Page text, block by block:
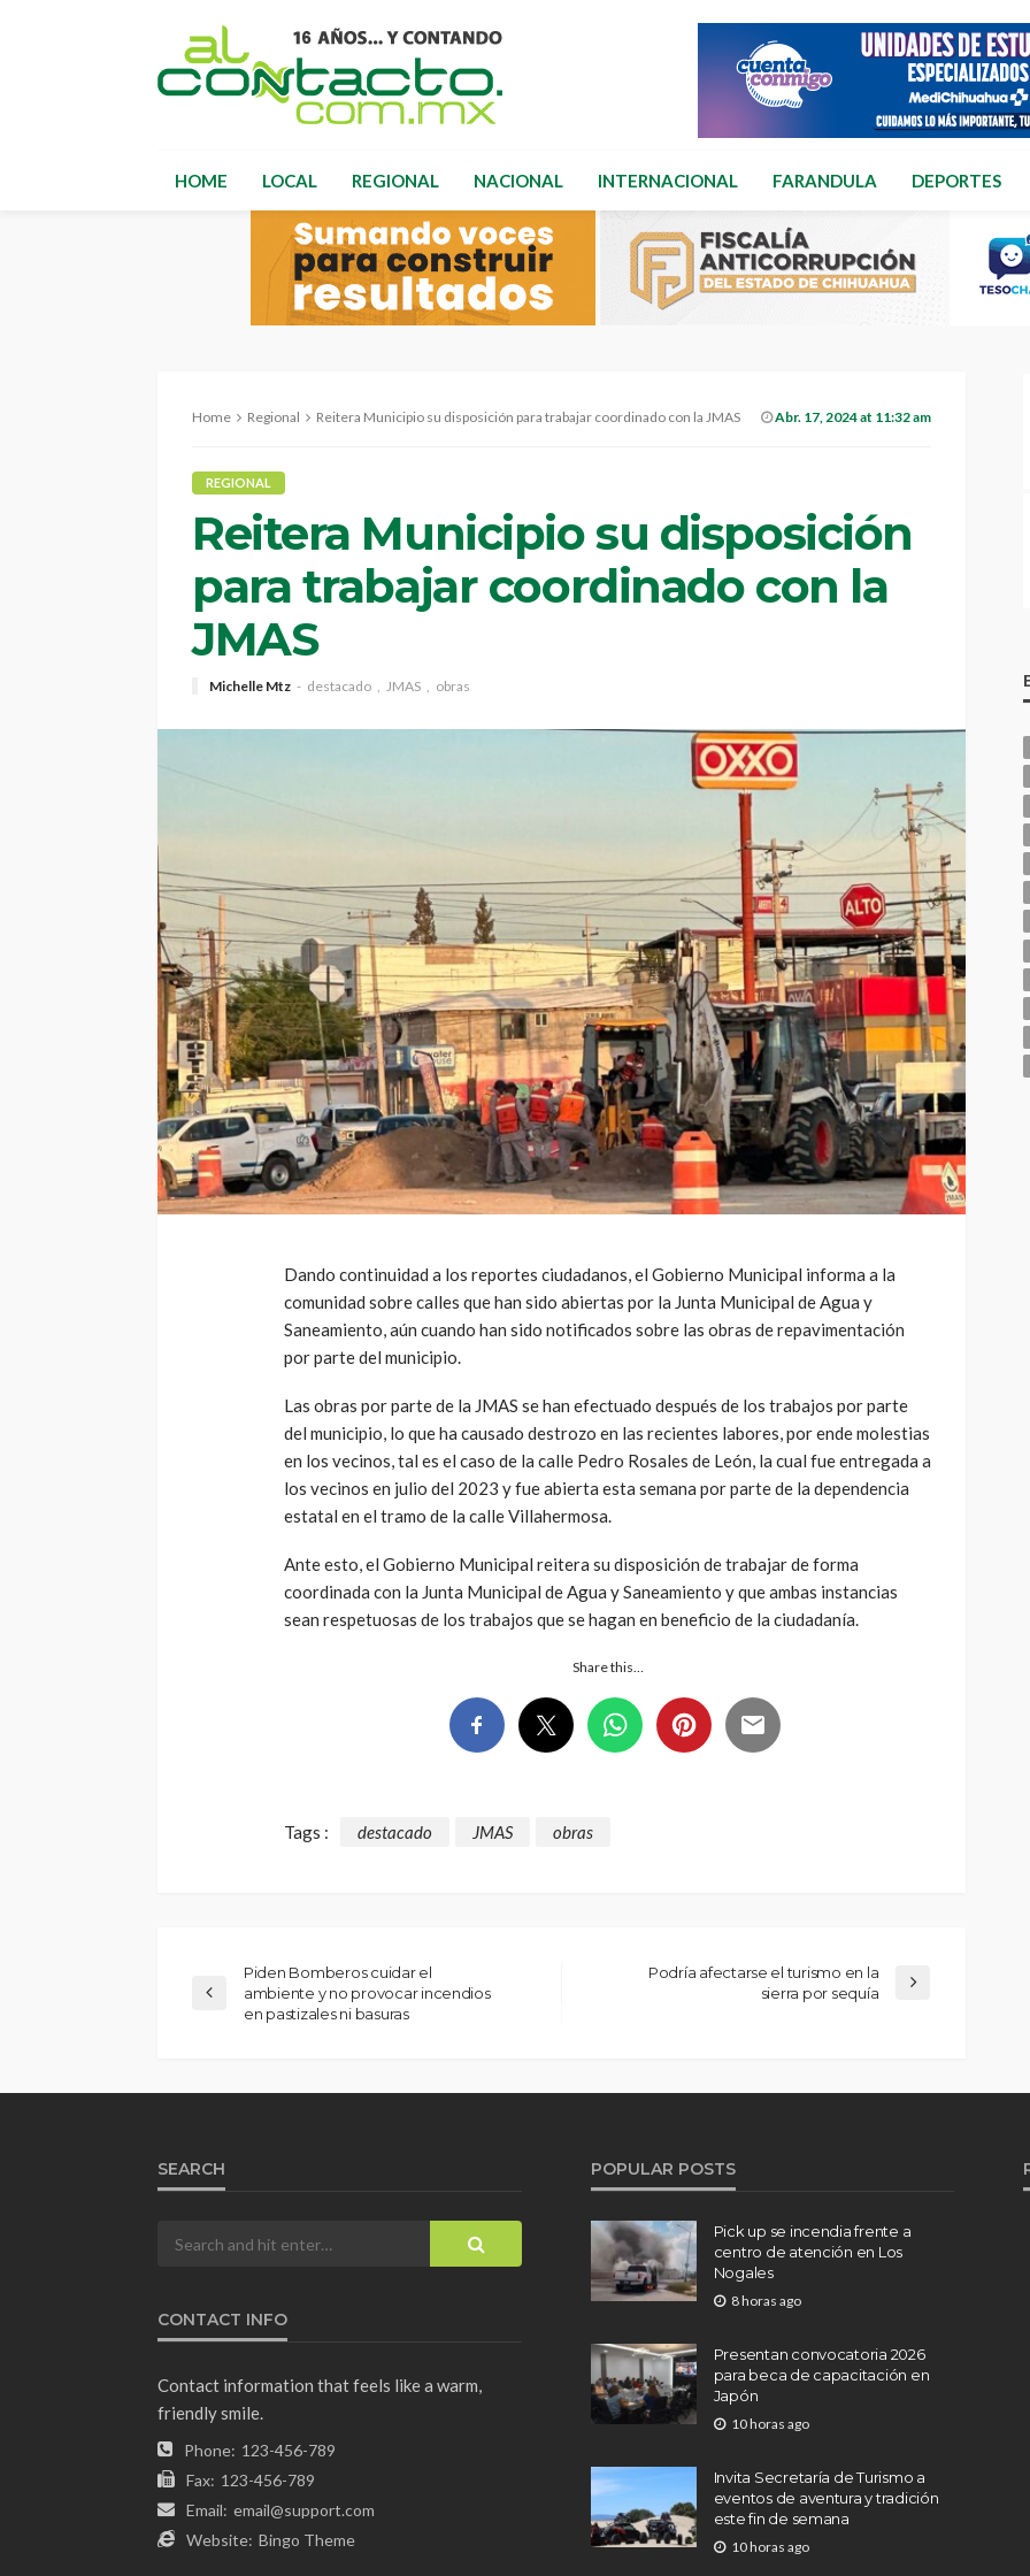
HOME LOCAL REGIONAL NACIONAL INTERNACIONAL FARANDULA DEPORTES
Home Regional Reitera Municipio su disposición para trabajar coordinado con la JMAS Abr. 17, 2024 at 11:32 am
REGIONAL
Reitera Municipio su disposición
para trabajar coordinado con la
JMAS
Michelle Mtz destacado JMAS obras
Dando continuidad a los reportes ciudadanos, el Gobierno Municipal informa a la
comunidad sobre calles que han sido abiertas por la Junta Municipal de Agua y
Saneamiento, aún cuando han sido notificados sobre las obras de repavimentación
por parte del municipio.
Las obras por parte de la JMAS se han efectuado después de los trabajos por parte
del municipio, lo que ha causado destrozo en las recientes labores, por ende molestias
en los vecinos, tal es el caso de la calle Pedro Rosales de León, la cual fue entregada a
los vecinos en julio del 2023 y fue abierta esta semana por parte de la dependencia
estatal en el tramo de la calle Villahermosa.
Ante esto, el Gobierno Municipal reitera su disposición de trabajar de forma
coordinada con la Junta Municipal de Agua y Saneamiento y que ambas instancias
sean respetuosas de los trabajos que se hagan en beneficio de la ciudadanía.
Share this…
Tags : destacado JMAS obras
Piden Bomberos cuidar el
ambiente y no provocar incendios
en pastizales ni basuras
Podría afectarse el turismo en la
sierra por sequía
SEARCH
CONTACT INFO
Contact information that feels like a warm,
friendly smile.
Phone: 123-456-789
Fax: 123-456-789
Email: email@support.com
Website: Bingo Theme
POPULAR POSTS
Pick up se incendia frente a
centro de atención en Los
Nogales
8 horas ago
Presentan convocatoria 2026
para beca de capacitación en
Japón
10 horas ago
Invita Secretaría de Turismo a
eventos de aventura y tradición
este fin de semana
10 horas ago